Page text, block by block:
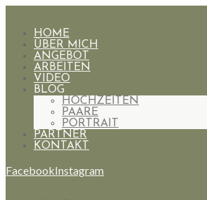
HOME
ÜBER MICH
ANGEBOT
ARBEITEN
VIDEO
BLOG
HOCHZEITEN
PAARE
PORTRAIT
PARTNER
KONTAKT
FacebookInstagram